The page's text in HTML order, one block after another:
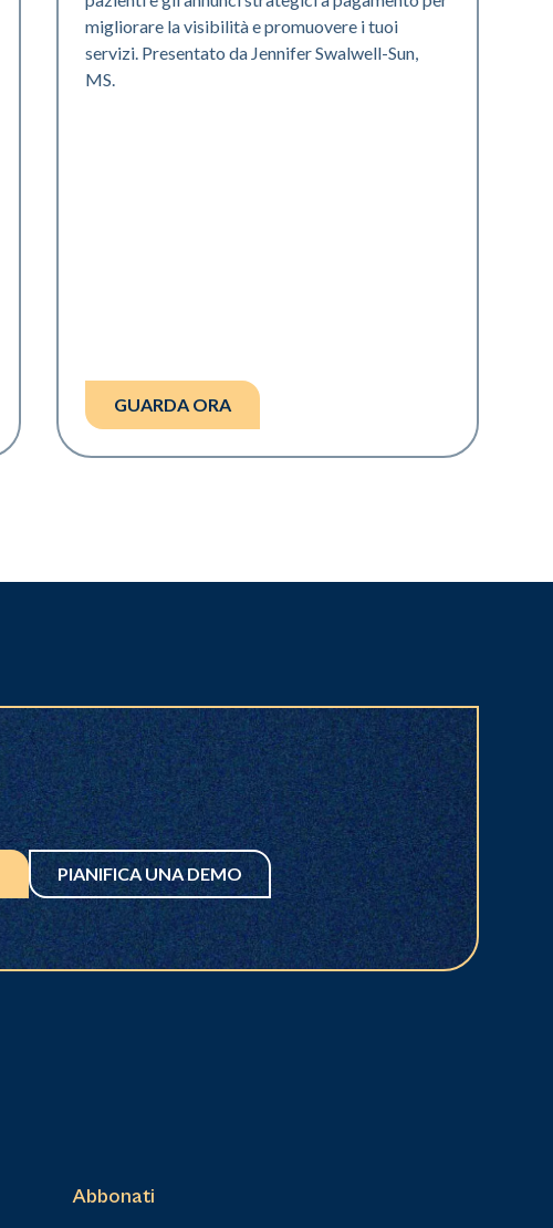
migliorare la visibilità e promuovere i tuoi
servizi. Presentato da Jennifer Swalwell-Sun,
MS.
GUARDA ORA
PIANIFICA UNA DEMO
Abbonati